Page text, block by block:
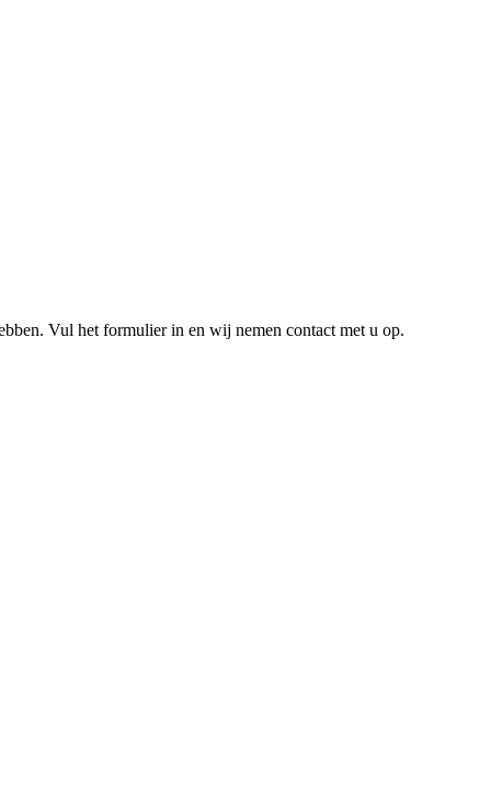
Vul het formulier in en wij nemen contact met u op.